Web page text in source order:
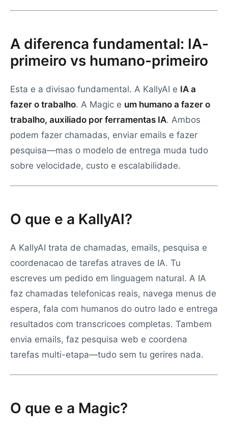
A diferenca fundamental: IA-
primeiro vs humano-primeiro
Esta e a divisao fundamental. A KallyAI e IA a
fazer o trabalho. A Magic e um humano a fazer o
trabalho, auxiliado por ferramentas IA. Ambos
podem fazer chamadas, enviar emails e fazer
pesquisa—mas o modelo de entrega muda tudo
sobre velocidade, custo e escalabilidade.
O que e a KallyAI?
A KallyAI trata de chamadas, emails, pesquisa e
coordenacao de tarefas atraves de IA. Tu
escreves um pedido em linguagem natural. A IA
faz chamadas telefonicas reais, navega menus de
espera, fala com humanos do outro lado e entrega
resultados com transcricoes completas. Tambem
envia emails, faz pesquisa web e coordena
tarefas multi-etapa—tudo sem tu gerires nada.
O que e a Magic?